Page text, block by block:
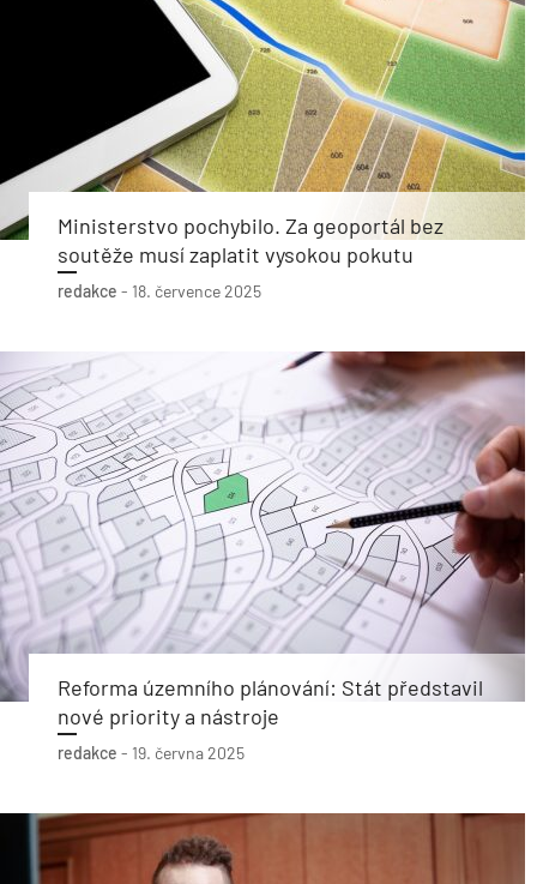
Ministerstvo pochybilo. Za geoportál bez
soutěže musí zaplatit vysokou pokutu
redakce - 18. července 2025
Reforma územního plánování: Stát představil
nové priority a nástroje
redakce - 19. června 2025